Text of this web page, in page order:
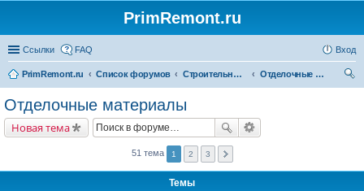
PrimRemont.ru
Ссылки FAQ Вход
PrimRemont.ru Список форумов Строительные материалы
Отделочные материалы
Отделочные материалы
Новая тема
51 тема 1 2 3
Темы